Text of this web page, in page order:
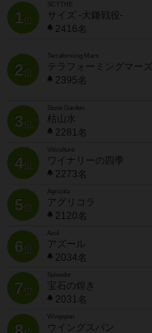
1位
SCYTHE
サイズ -大鎌戦役-
2416名
2位
Terraforming Mars
テラフォーミングマーズ
2395名
3位
Stone Garden
枯山水
2281名
4位
Viticulture
ワイナリーの四季
2273名
5位
Agricola
アグリコラ
2120名
6位
Azul
アズール
2034名
7位
宝石の煌き
2031名
Wingspan
ウイングスパン